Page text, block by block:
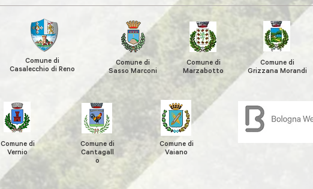
Comune di
Casalecchio di Reno
Comune di
Sasso Marconi
Comune di
Marzabotto
Comune di
Vernio
Comune di
Cantagall
o
Comune di
Vaiano
Comune di
Grizzana Morandi